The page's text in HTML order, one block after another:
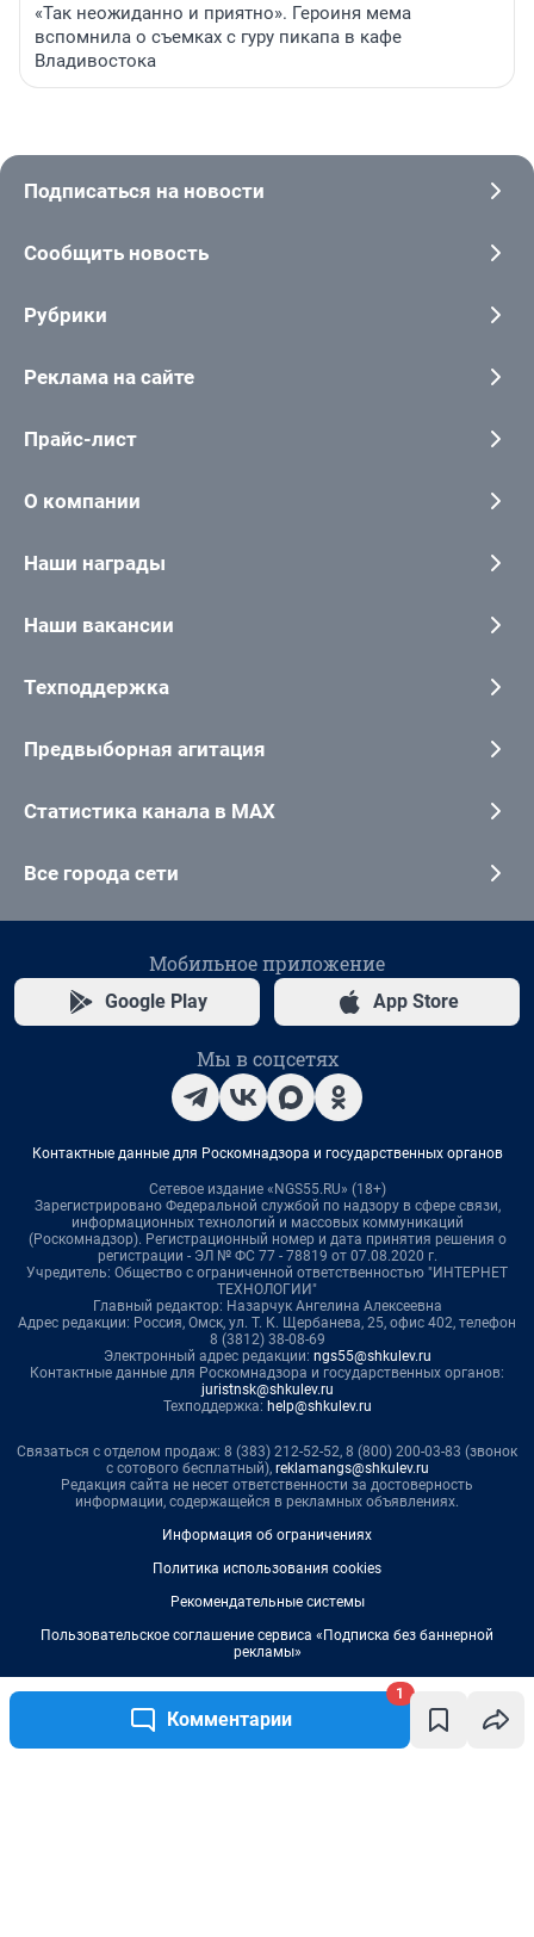
Комментарии
1
«Так неожиданно и приятно». Героиня мема
вспомнила о съемках с гуру пикапа в кафе
Владивостока
Подписаться на новости
Сообщить новость
Рубрики
Реклама на сайте
Прайс-лист
О компании
Наши награды
Наши вакансии
Техподдержка
Предвыборная агитация
Статистика канала в MAX
Все города сети
Мобильное приложение
Google Play App Store
Мы в соцсетях
Контактные данные для Роскомнадзора и государственных органов
Сетевое издание «NGS55.RU» (18+)
Зарегистрировано Федеральной службой по надзору в сфере связи,
информационных технологий и массовых коммуникаций
(Роскомнадзор). Регистрационный номер и дата принятия решения о
регистрации - ЭЛ № ФС 77 - 78819 от 07.08.2020 г.
Учредитель: Общество с ограниченной ответственностью "ИНТЕРНЕТ
ТЕХНОЛОГИИ"
Главный редактор: Назарчук Ангелина Алексеевна
Адрес редакции: Россия, Омск, ул. Т. К. Щербанева, 25, офис 402, телефон
8 (3812) 38-08-69
Электронный адрес редакции: ngs55@shkulev.ru
Контактные данные для Роскомнадзора и государственных органов:
juristnsk@shkulev.ru
Техподдержка: help@shkulev.ru
Связаться с отделом продаж: 8 (383) 212-52-52, 8 (800) 200-03-83 (звонок
с сотового бесплатный), reklamangs@shkulev.ru
Редакция сайта не несет ответственности за достоверность
информации, содержащейся в рекламных объявлениях.
Информация об ограничениях
Политика использования cookies
Рекомендательные системы
Пользовательское соглашение сервиса «Подписка без баннерной
рекламы»
Политика конфиденциальности и обработки персональных данных и